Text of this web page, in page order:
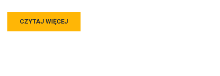
CZYTAJ WIĘCEJ